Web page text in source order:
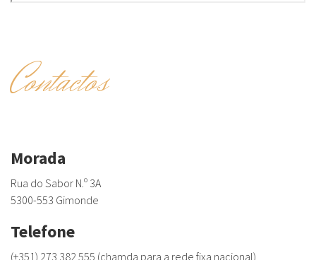
Contactos
Morada
Rua do Sabor N.º 3A
5300-553 Gimonde
Telefone
(+351) 273 382 555 (chamda para a rede fixa nacional)